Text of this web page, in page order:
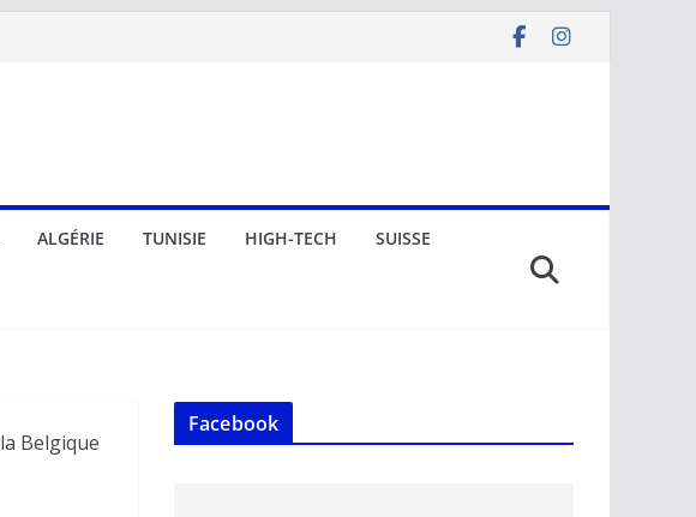
ALGÉRIE TUNISIE HIGH-TECH SUISSE
Facebook